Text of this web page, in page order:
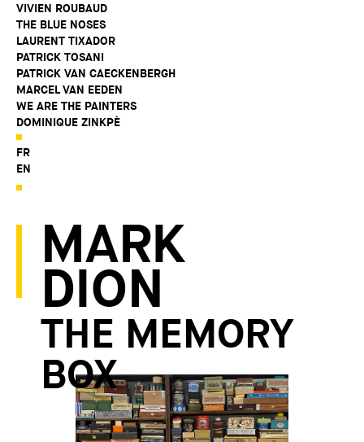
VIVIEN ROUBAUD
THE BLUE NOSES
LAURENT TIXADOR
PATRICK TOSANI
PATRICK VAN CAECKENBERGH
MARCEL VAN EEDEN
WE ARE THE PAINTERS
DOMINIQUE ZINKPÈ
FR
EN
MARK
DION
THE MEMORY
BOX